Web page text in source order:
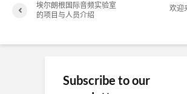
埃尔朗根国际音频实验室
的项目与人员介绍
欢迎
Subscribe to our